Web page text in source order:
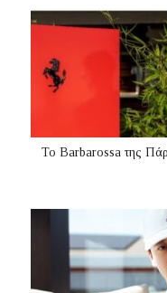
Το Barbarossa της